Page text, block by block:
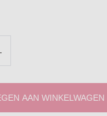
AAN WINKELWAGEN